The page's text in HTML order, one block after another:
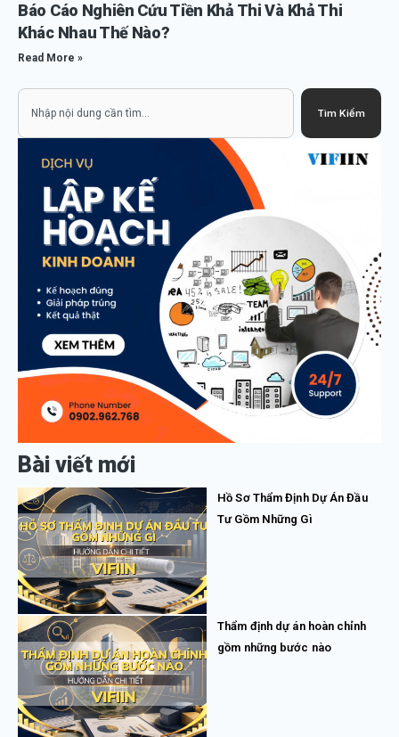
Báo Cáo Nghiên Cứu Tiền Khả Thi Và Khả Thi
Khác Nhau Thế Nào?
Read More »
Tìm Kiếm
Bài viết mới
Hồ Sơ Thẩm Định Dự Án Đầu
Tư Gồm Những Gì
Thẩm định dự án hoàn chỉnh
gồm những bước nào